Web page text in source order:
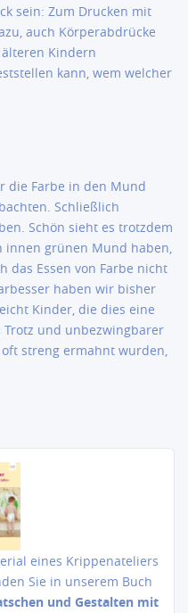
sein: Zum Drucken mit
auch Körperabdrücke
Kindern
kann, wem welcher
die Farbe in den Mund
Schließlich
Schön sieht es trotzdem
grünen Mund haben,
das Essen von Farbe nicht
haben wir bisher
Kinder, die dies eine
und unbezwingbarer
streng ermahnt wurden,
eines Krippenateliers
Sie in unserem Buch
und Gestalten mit